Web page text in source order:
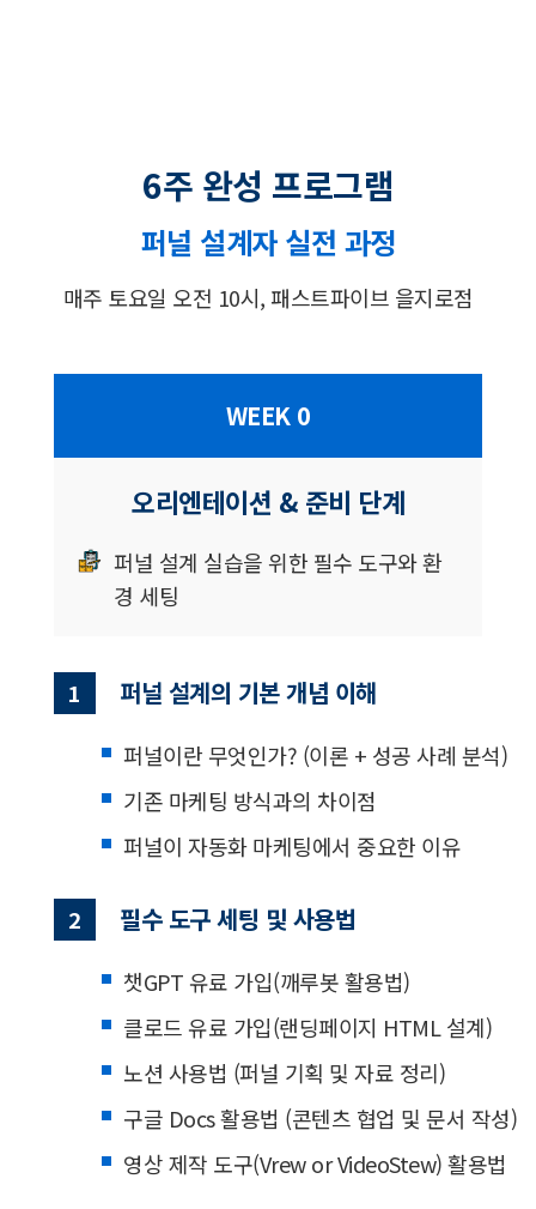
6주 완성 프로그램
퍼널 설계자 실전 과정
매주 토요일 오전 10시, 패스트파이브 을지로점
WEEK 0
오리엔테이션 & 준비 단계
퍼널 설계 실습을 위한 필수 도구와 환
경 세팅
1 퍼널 설계의 기본 개념 이해
퍼널이란 무엇인가? (이론 + 성공 사례 분석)
기존 마케팅 방식과의 차이점
퍼널이 자동화 마케팅에서 중요한 이유
2 필수 도구 세팅 및 사용법
챗GPT 유료 가입(깨루봇 활용법)
클로드 유료 가입(랜딩페이지 HTML 설계)
노션 사용법 (퍼널 기획 및 자료 정리)
구글 Docs 활용법 (콘텐츠 협업 및 문서 작성)
영상 제작 도구(Vrew or VideoStew) 활용법